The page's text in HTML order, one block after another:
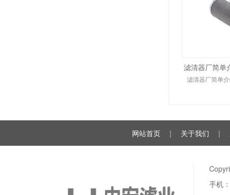
滤清器厂简单
滤清器厂简单
网站首页 | 关于我们 |
手机